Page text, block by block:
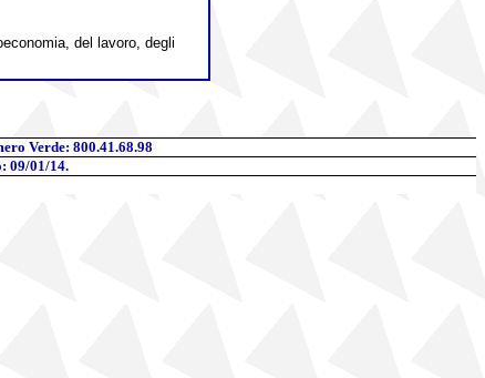
del lavoro, degli
Verde: 800.41.68.98
09/01/14.